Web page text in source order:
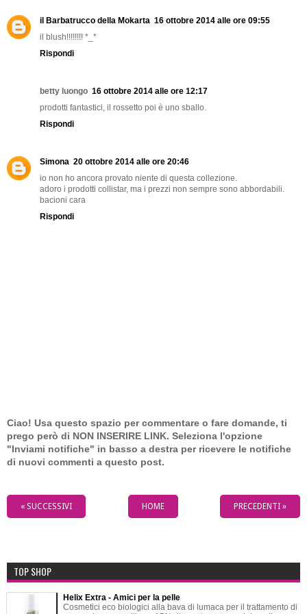
il Barbatrucco della Mokarta 16 ottobre 2014 alle ore 09:55
il blush!!!!!!!! *_*
Rispondi
betty luongo 16 ottobre 2014 alle ore 12:17
prodotti fantastici, il rossetto poi è uno sballo.
Rispondi
Simona 20 ottobre 2014 alle ore 20:46
io non ho ancora provato niente di questa collezione.
adoro i prodotti collistar, ma i prezzi non sempre sono abbordabili.
bacioni cara
Rispondi
Ciao! Usa questo spazio per commentare o fare domande, ti
prego però di NON INSERIRE LINK. Seleziona l'opzione
"Inviami notifiche" in basso a destra per ricevere le notifiche
di nuovi commenti a questo post.
« SUCCESSIVI PRECEDENTI »
HOME
TOP SHOP
Helix Extra - Amici per la pelle
Cosmetici eco biologici alla bava di lumaca per il trattamento di